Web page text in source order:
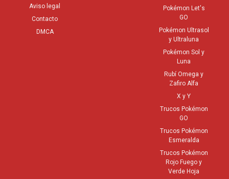
Aviso legal
Contacto
DMCA
Pokémon Let's
GO
Pokémon Ultrasol
y Ultraluna
Pokémon Sol y
Luna
Rubí Omega y
Zafiro Alfa
X y Y
Trucos Pokémon
GO
Trucos Pokémon
Esmeralda
Trucos Pokémon
Rojo Fuego y
Verde Hoja